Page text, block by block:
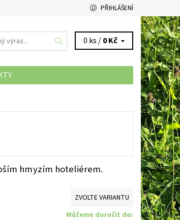
PŘIHLÁŠENÍ
0 ks /0 Kč
hmyzím hoteliérem.
ZVOLTE VARIANTU
Můžeme doručit do: